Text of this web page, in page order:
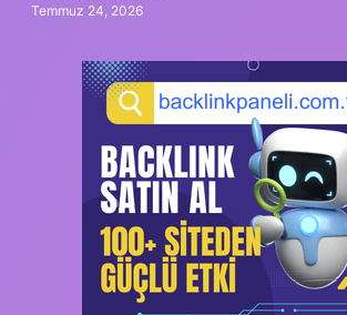
Temmuz 24, 2026